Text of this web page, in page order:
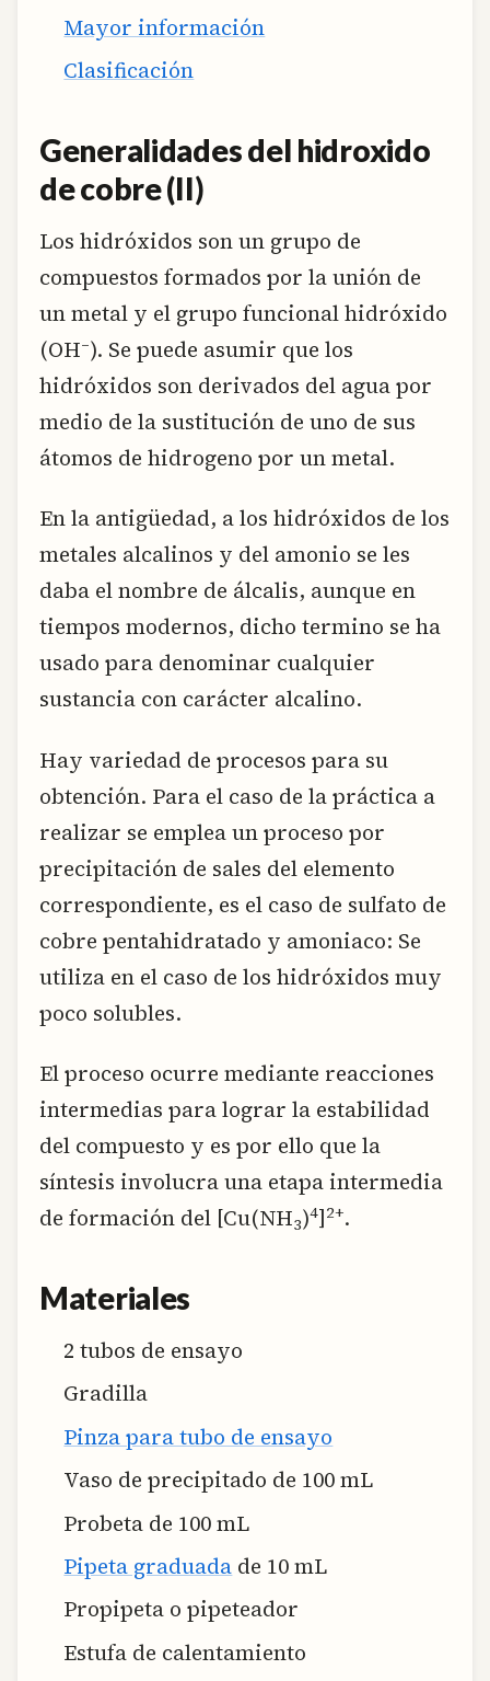
Mayor información
Clasificación
Generalidades del hidroxido
de cobre (II)
Los hidróxidos son un grupo de
compuestos formados por la unión de
un metal y el grupo funcional hidróxido
(OH–). Se puede asumir que los
hidróxidos son derivados del agua por
medio de la sustitución de uno de sus
átomos de hidrogeno por un metal.
En la antigüedad, a los hidróxidos de los
metales alcalinos y del amonio se les
daba el nombre de álcalis, aunque en
tiempos modernos, dicho termino se ha
usado para denominar cualquier
sustancia con carácter alcalino.
Hay variedad de procesos para su
obtención. Para el caso de la práctica a
realizar se emplea un proceso por
precipitación de sales del elemento
correspondiente, es el caso de sulfato de
cobre pentahidratado y amoniaco: Se
utiliza en el caso de los hidróxidos muy
poco solubles.
El proceso ocurre mediante reacciones
intermedias para lograr la estabilidad
del compuesto y es por ello que la
síntesis involucra una etapa intermedia
de formación del [Cu(NH3)4]2+.
Materiales
2 tubos de ensayo
Gradilla
Pinza para tubo de ensayo
Vaso de precipitado de 100 mL
Probeta de 100 mL
Pipeta graduada de 10 mL
Propipeta o pipeteador
Estufa de calentamiento